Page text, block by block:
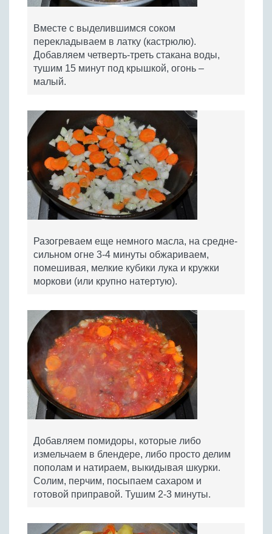
Вместе с выделившимся соком
перекладываем в латку (кастрюлю).
Добавляем четверть-треть стакана воды,
тушим 15 минут под крышкой, огонь –
малый.
Разогреваем еще немного масла, на средне-
сильном огне 3-4 минуты обжариваем,
помешивая, мелкие кубики лука и кружки
моркови (или крупно натертую).
Добавляем помидоры, которые либо
измельчаем в блендере, либо просто делим
пополам и натираем, выкидывая шкурки.
Солим, перчим, посыпаем сахаром и
готовой приправой. Тушим 2-3 минуты.